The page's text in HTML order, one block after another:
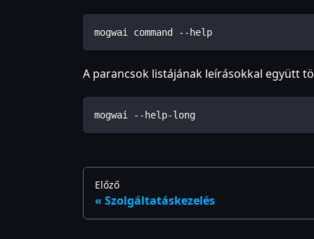
mogwai command --help
A parancsok listájának leírásokkal együtt
mogwai --help-long
Előző
Szolgáltatáskezelés